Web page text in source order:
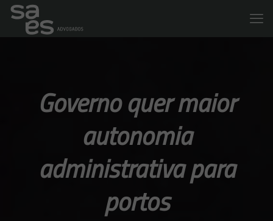
Governo quer maior
autonomia
administrativa para
portos